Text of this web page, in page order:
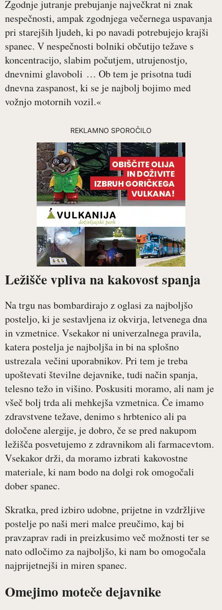
Zgodnje jutranje prebujanje največkrat ni znak
nespečnosti, ampak zgodnjega večernega uspavanja
pri starejših ljudeh, ki po navadi potrebujejo krajši
spanec. V nespečnosti bolniki občutijo težave s
koncentracijo, slabim počutjem, utrujenostjo,
dnevnimi glavoboli … Ob tem je prisotna tudi
dnevna zaspanost, ki se je najbolj bojimo med
vožnjo motornih vozil.«
REKLAMNO SPOROČILO
Ležišče vpliva na kakovost spanja
Na trgu nas bombardirajo z oglasi za najboljšo
posteljo, ki je sestavljena iz okvirja, letvenega dna
in vzmetnice. Vsekakor ni univerzalnega pravila,
katera postelja je najboljša in bi na splošno
ustrezala večini uporabnikov. Pri tem je treba
upoštevati številne dejavnike, tudi način spanja,
telesno težo in višino. Poskusiti moramo, ali nam je
všeč bolj trda ali mehkejša vzmetnica. Če imamo
zdravstvene težave, denimo s hrbtenico ali pa
določene alergije, je dobro, če se pred nakupom
ležišča posvetujemo z zdravnikom ali farmacevtom.
Vsekakor drži, da moramo izbrati kakovostne
materiale, ki nam bodo na dolgi rok omogočali
dober spanec.
Skratka, pred izbiro udobne, prijetne in vzdržljive
postelje po naši meri malce preučimo, kaj bi
pravzaprav radi in preizkusimo več možnosti ter se
nato odločimo za najboljšo, ki nam bo omogočala
najprijetnejši in miren spanec.
Omejimo moteče dejavnike